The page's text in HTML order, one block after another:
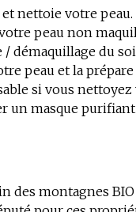
nettoie votre peau.
peau non
démaquillage du
peau et la
si vous nettoyez
un masque
des montagnes